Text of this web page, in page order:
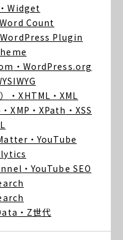
・Widget
Word Count
WordPress Plugin
・WordPress.org
・XHTML ・XML
・XMP ・XPath ・XSS
・YouTube
・YouTube SEO
・Z世代